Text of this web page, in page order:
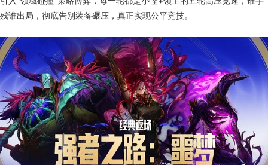
残谁出局，彻底告别装备碾压，真正实现公平竞技。